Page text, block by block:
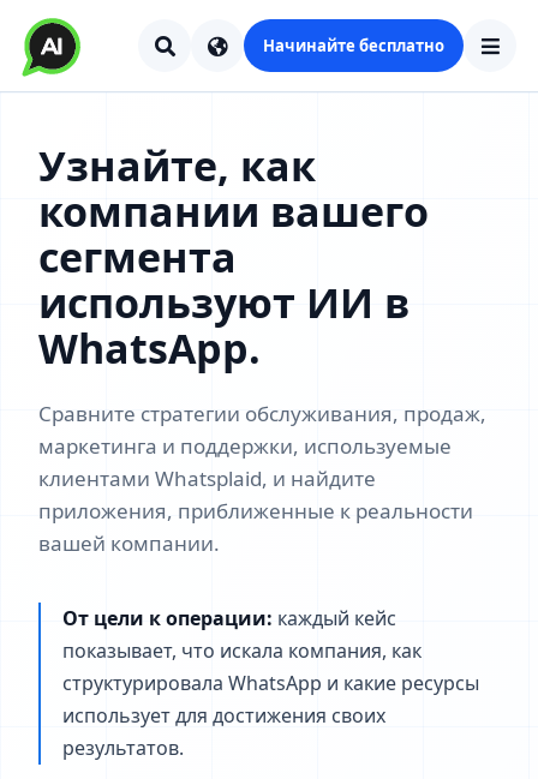
Начинайте бесплатно
Узнайте, как
компании вашего
сегмента
используют ИИ в
WhatsApp.
Сравните стратегии обслуживания, продаж,
маркетинга и поддержки, используемые
клиентами Whatsplaid, и найдите
приложения, приближенные к реальности
вашей компании.
От цели к операции: каждый кейс
показывает, что искала компания, как
структурировала WhatsApp и какие ресурсы
использует для достижения своих
результатов.